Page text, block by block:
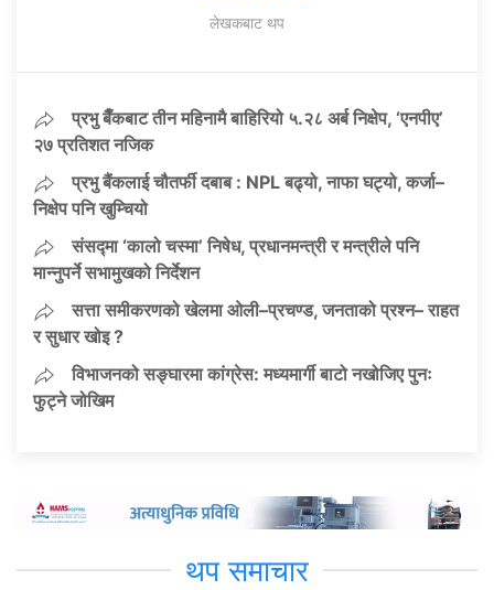
लेखकबाट थप
प्रभु बैँकबाट तीन महिनामै बाहिरियो ५.२८ अर्ब निक्षेप, ‘एनपीए’
२७ प्रतिशत नजिक
प्रभु बैंकलाई चौतर्फी दबाब : NPL बढ्यो, नाफा घट्यो, कर्जा–
निक्षेप पनि खुम्चियो
संसद्मा ‘कालो चस्मा’ निषेध, प्रधानमन्त्री र मन्त्रीले पनि
मान्नुपर्ने सभामुखको निर्देशन
सत्ता समीकरणको खेलमा ओली–प्रचण्ड, जनताको प्रश्न– राहत
र सुधार खोइ ?
विभाजनको सङ्घारमा कांग्रेस: मध्यमार्गी बाटो नखोजिए पुनः
फुट्ने जोखिम
थप समाचार